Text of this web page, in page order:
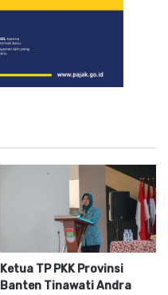
Ketua TP PKK Provinsi
Banten Tinawati Andra